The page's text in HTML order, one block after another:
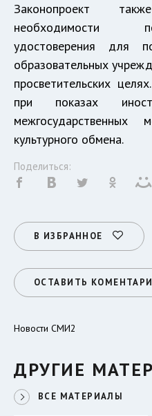
Законопроект
необходимости
удостоверения для
образовательных
просветительских
при показах
межгосударственных
культурного обмена.
Поделиться:
В ИЗБРАННОЕ
ОСТАВИТЬ
Новости СМИ2
ДРУГИЕ
ВСЕ МАТЕРИАЛЫ